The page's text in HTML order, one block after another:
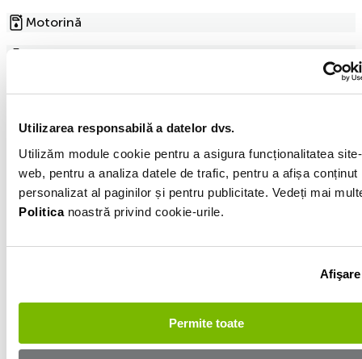
Utilizarea responsabilă a datelor dvs.
Utilizăm module cookie pentru a asigura funcționalitatea
web, pentru a analiza datele de trafic, pentru a afișa conținut
personalizat al paginilor și pentru publicitate. Vedeți mai
Politicanoastră privind cookie-urile.
Afişare
Permite toate
Motorină